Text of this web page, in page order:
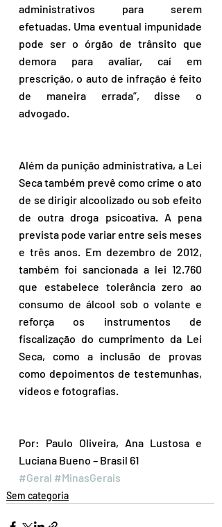
administrativos para serem
efetuadas. Uma eventual impunidade
pode ser o órgão de trânsito que
demora para avaliar, caí em
prescrição, o auto de infração é feito
de maneira errada”, disse o
advogado.
Além da punição administrativa, a Lei
Seca também prevê como crime o ato
de se dirigir alcoolizado ou sob efeito
de outra droga psicoativa. A pena
prevista pode variar entre seis meses
e três anos. Em dezembro de 2012,
também foi sancionada a lei 12.760
que estabelece tolerância zero ao
consumo de álcool sob o volante e
reforça os instrumentos de
fiscalização do cumprimento da Lei
Seca, como a inclusão de provas
como depoimentos de testemunhas,
vídeos e fotografias.
Por: Paulo Oliveira, Ana Lustosa e
Luciana Bueno – Brasil 61
#Geral #MinasGerais
Sem categoria